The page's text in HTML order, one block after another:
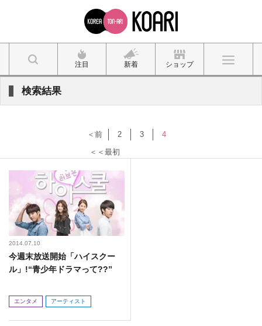
注目 新着 ショップ
検索結果
＜＜最初
＜前 2 3 4
2014.07.10
今週末放送開始「ハイスクー
ル」!“青少年ドラマって??”
エンタメ アーティスト